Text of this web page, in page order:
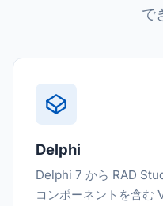
で
Delphi
Delphi 7 から RAD
コンポーネントを含む